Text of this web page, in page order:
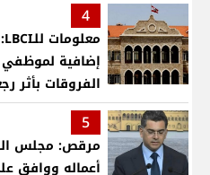
4
إضافية
الفروقات بأثر
5
مرقص: مجلس
أعماله ووافق